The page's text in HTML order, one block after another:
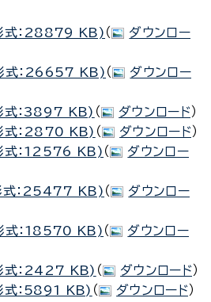
式：28879 KB) （
ダウンロー
式：26657 KB) （
ダウンロー
式：3897 KB) （ ダウンロード）
式：2870 KB) （ ダウンロード）
式：12576 KB) （
ダウンロー
式：25477 KB) （
ダウンロー
式：18570 KB) （
ダウンロー
式：2427 KB) （ ダウンロード）
式：5891 KB) （ ダウンロード）